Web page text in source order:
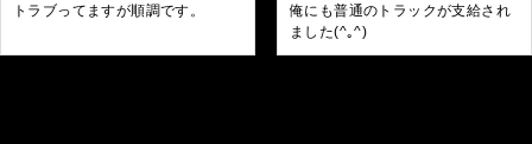
トラブってますが順調です。
俺にも普通のトラックが支給され
ました(^｡^)